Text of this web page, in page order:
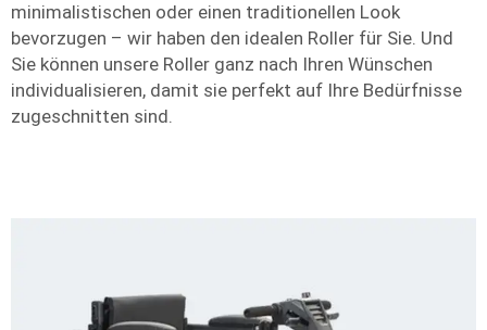
minimalistischen oder einen traditionellen Look
bevorzugen – wir haben den idealen Roller für Sie. Und
Sie können unsere Roller ganz nach Ihren Wünschen
individualisieren, damit sie perfekt auf Ihre Bedürfnisse
zugeschnitten sind.